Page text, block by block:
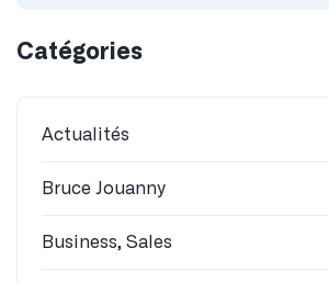
Catégories
Actualités
Bruce Jouanny
Business, Sales